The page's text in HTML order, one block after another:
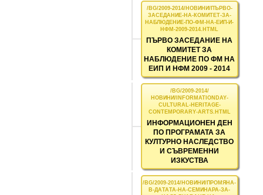
ПЪРВО ЗАСЕДАНИЕ НА
КОМИТЕТ ЗА
НАБЛЮДЕНИЕ ПО ФМ НА
ЕИП И НФМ 2009 - 2014
ИНФОРМАЦИОНЕН ДЕН
ПО ПРОГРАМАТА ЗА
КУЛТУРНО НАСЛЕДСТВО
И СЪВРЕМЕННИ
ИЗКУСТВА